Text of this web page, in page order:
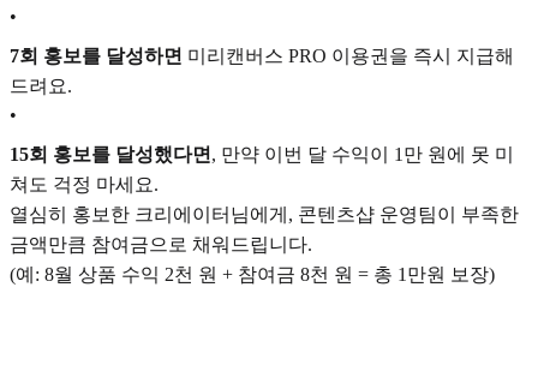
•
7회 홍보를 달성하면 미리캔버스 PRO 이용권을 즉시 지급해
드려요.
•
15회 홍보를 달성했다면 , 만약 이번 달 수익이 1만 원에 못 미
쳐도 걱정 마세요.
열심히 홍보한 크리에이터님에게, 콘텐츠샵 운영팀이 부족한
금액만큼 참여금으로 채워드립니다.
(예: 8월 상품 수익 2천 원 + 참여금 8천 원 = 총 1만원 보장)